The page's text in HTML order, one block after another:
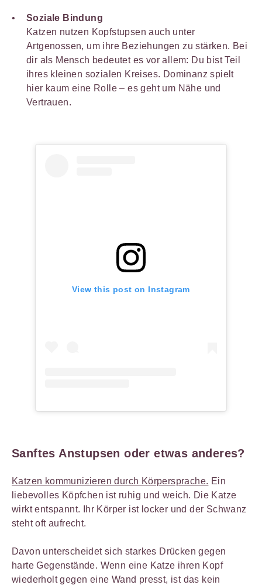
Soziale Bindung
Katzen nutzen Kopfstupsen auch unter
Artgenossen, um ihre Beziehungen zu stärken. Bei
dir als Mensch bedeutet es vor allem: Du bist Teil
ihres kleinen sozialen Kreises. Dominanz spielt
hier kaum eine Rolle – es geht um Nähe und
Vertrauen.
View this post on Instagram
Sanftes Anstupsen oder etwas anderes?
Katzen kommunizieren durch Körpersprache. Ein
liebevolles Köpfchen ist ruhig und weich. Die Katze
wirkt entspannt. Ihr Körper ist locker und der Schwanz
steht oft aufrecht.
Davon unterscheidet sich starkes Drücken gegen
harte Gegenstände. Wenn eine Katze ihren Kopf
wiederholt gegen eine Wand presst, ist das kein